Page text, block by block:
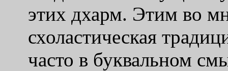
этих дхарм. Этим во
схоластическая
часто в буквальном